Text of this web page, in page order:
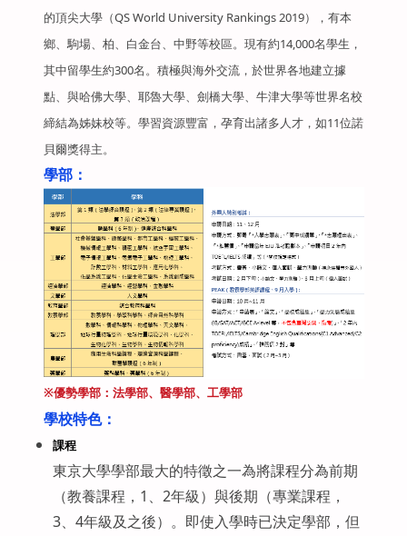
的頂尖大學（QS World University Rankings 2019），有本
鄉、駒場、柏、白金台、中野等校區。現有約14,000名學生，
其中留學生約300名。積極與海外交流，於世界各地建立據
點、與哈佛大學、耶魯大學、劍橋大學、牛津大學等世界名校
締結為姊妹校等。學習資源豐富，孕育出諸多人才，如11位諾
貝爾獎得主。
學部：
※優勢學部：法學部、醫學部、工學部
學校特色：
課程
東京大學學部最大的特徵之一為將課程分為前期
（教養課程，1、2年級）與後期（專業課程，
3、4年級及之後）。即使入學時已決定學部，但